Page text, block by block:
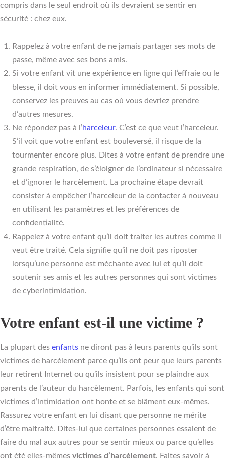
compris dans le seul endroit où ils devraient se sentir en
sécurité : chez eux.
Rappelez à votre enfant de ne jamais partager ses mots de
passe, même avec ses bons amis.
Si votre enfant vit une expérience en ligne qui l’effraie ou le
blesse, il doit vous en informer immédiatement. Si possible,
conservez les preuves au cas où vous devriez prendre
d’autres mesures.
Ne répondez pas à l’harceleur. C’est ce que veut l’harceleur.
S’il voit que votre enfant est bouleversé, il risque de la
tourmenter encore plus. Dites à votre enfant de prendre une
grande respiration, de s’éloigner de l’ordinateur si nécessaire
et d’ignorer le harcèlement. La prochaine étape devrait
consister à empêcher l’harceleur de la contacter à nouveau
en utilisant les paramètres et les préférences de
confidentialité.
Rappelez à votre enfant qu’il doit traiter les autres comme il
veut être traité. Cela signifie qu’il ne doit pas riposter
lorsqu’une personne est méchante avec lui et qu’il doit
soutenir ses amis et les autres personnes qui sont victimes
de cyberintimidation.
Votre enfant est-il une victime ?
La plupart des enfants ne diront pas à leurs parents qu’ils sont
victimes de harcèlement parce qu’ils ont peur que leurs parents
leur retirent Internet ou qu’ils insistent pour se plaindre aux
parents de l’auteur du harcèlement. Parfois, les enfants qui sont
victimes d’intimidation ont honte et se blâment eux-mêmes.
Rassurez votre enfant en lui disant que personne ne mérite
d’être maltraité. Dites-lui que certaines personnes essaient de
faire du mal aux autres pour se sentir mieux ou parce qu’elles
ont été elles-mêmes victimes d’harcèlement. Faites savoir à